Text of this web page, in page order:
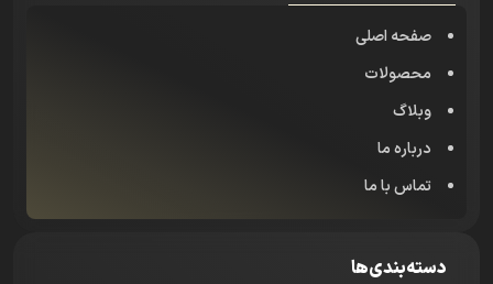
صفحه اصلی
محصولات
وبلاگ
درباره ما
تماس با ما
دسته‌بندی‌ها